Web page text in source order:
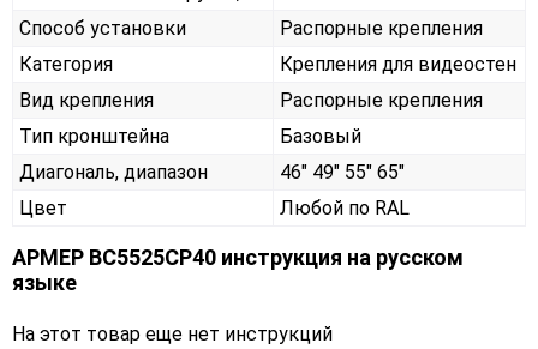
Способ установки
Распорные крепления
Категория
Крепления для видеостен
Вид крепления
Распорные крепления
Тип кронштейна
Базовый
Диагональ, диапазон
46" 49" 55" 65"
Цвет
Любой по RAL
АРМЕР ВС5525СР40 инструкция на русском
языке
На этот товар еще нет инструкций